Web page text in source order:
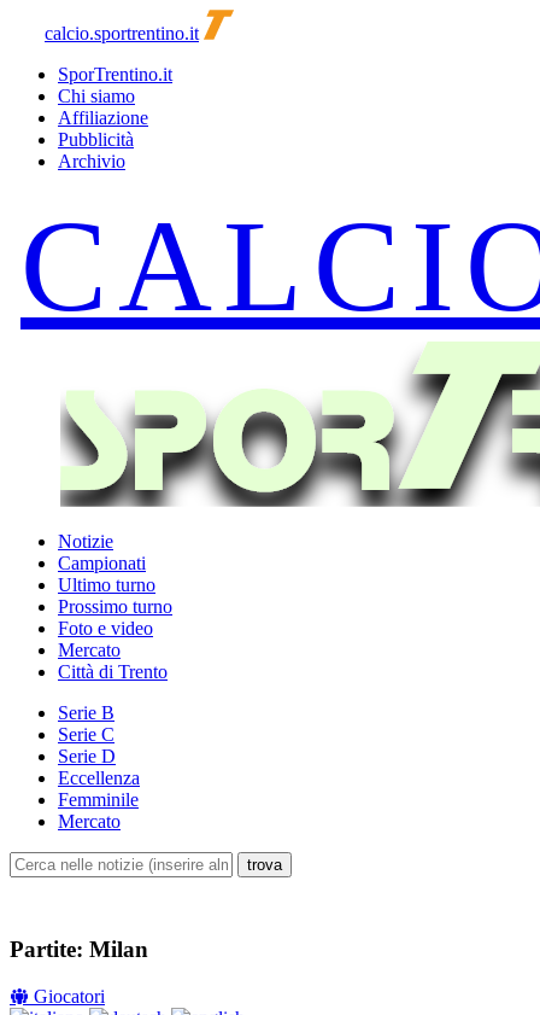
calcio.sportrentino.it
SporTrentino.it
Chi siamo
Affiliazione
Pubblicità
Archivio
Notizie
Campionati
Ultimo turno
Prossimo turno
Foto e video
Mercato
Città di Trento
Serie B
Serie C
Serie D
Eccellenza
Femminile
Mercato
Partite: Milan
Giocatori